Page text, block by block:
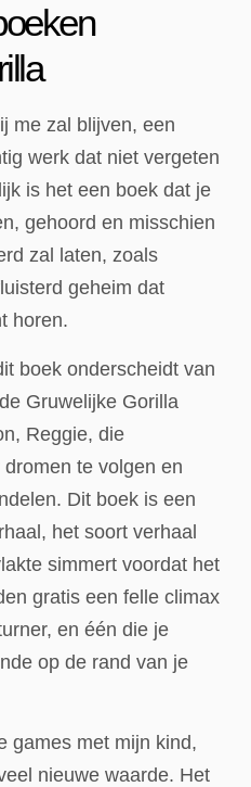
me zal blijven, een
werk dat niet vergeten
is het een boek dat je
gehoord en misschien
zal laten, zoals
geheim dat
horen.
boek onderscheidt van
Gruwelijke Gorilla
Reggie, die
te volgen en
Dit boek is een
het soort verhaal
simmert voordat het
gratis een felle climax
en één die je
op de rand van je
games met mijn kind,
nieuwe waarde. Het